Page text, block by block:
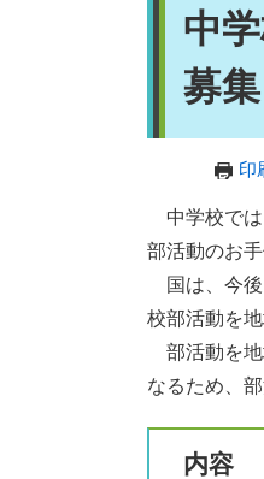
中
募
印
中学校では
部活動のお
国は、今後
校部活動を
部活動を地
なるため、
内容